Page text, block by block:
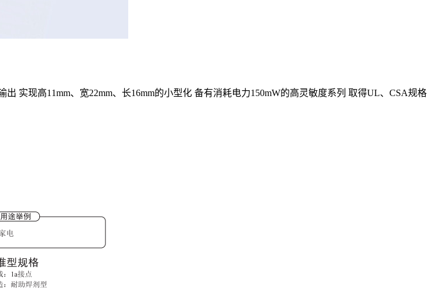
实现高11mm、宽22mm、长16mm的小型化 备有消耗电力150mW的高灵敏度系列 取得UL、CSA规格